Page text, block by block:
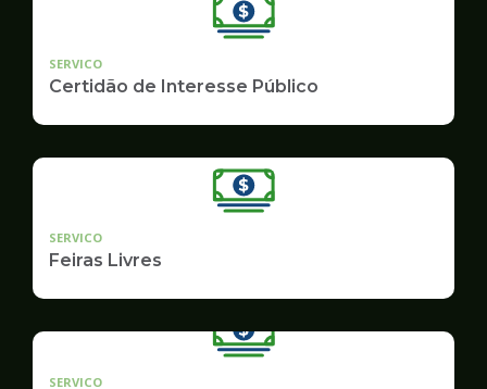
SERVICO
Certidão de Interesse Público
SERVICO
Feiras Livres
SERVICO